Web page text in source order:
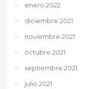
enero 2022
diciembre 2021
noviembre 2021
octubre 2021
septiembre 2021
julio 2021